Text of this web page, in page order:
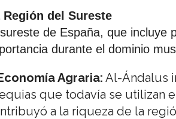
Región del Sureste
de España, que incluye
durante el dominio
Agraria: Al-Ándalus
que todavía se utilizan
a la riqueza de la